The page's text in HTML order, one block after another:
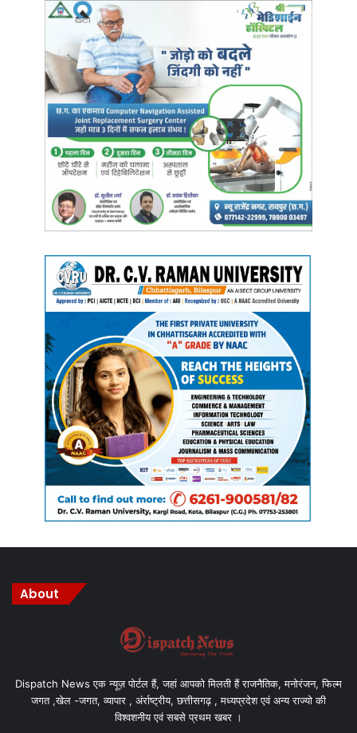
About
Dispatch News एक न्यूज़ पोर्टल हैं, जहां आपको मिलती हैं राजनैतिक, मनोरंजन, फिल्म
जगत ,खेल -जगत, व्यापार , अंर्राष्ट्रीय, छत्तीसगढ़ , मध्यप्रदेश एवं अन्य राज्यो की
विश्वशनीय एवं सबसे प्रथम खबर ।